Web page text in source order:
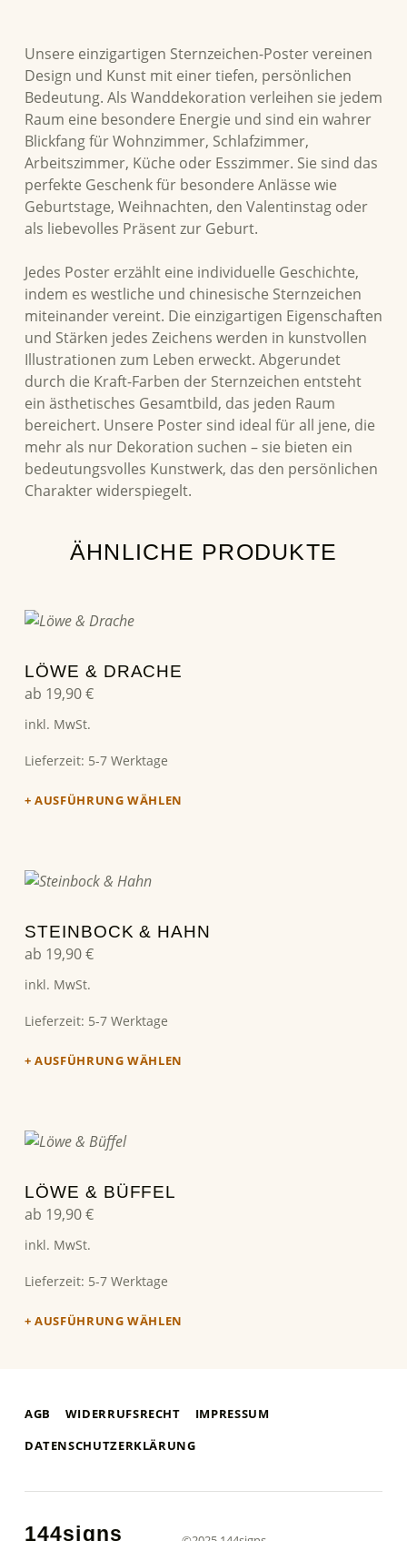
Unsere einzigartigen Sternzeichen-Poster vereinen
Design und Kunst mit einer tiefen, persönlichen
Bedeutung. Als Wanddekoration verleihen sie jedem
Raum eine besondere Energie und sind ein wahrer
Blickfang für Wohnzimmer, Schlafzimmer,
Arbeitszimmer, Küche oder Esszimmer. Sie sind das
perfekte Geschenk für besondere Anlässe wie
Geburtstage, Weihnachten, den Valentinstag oder
als liebevolles Präsent zur Geburt.
Jedes Poster erzählt eine individuelle Geschichte,
indem es westliche und chinesische Sternzeichen
miteinander vereint. Die einzigartigen Eigenschaften
und Stärken jedes Zeichens werden in kunstvollen
Illustrationen zum Leben erweckt. Abgerundet
durch die Kraft-Farben der Sternzeichen entsteht
ein ästhetisches Gesamtbild, das jeden Raum
bereichert. Unsere Poster sind ideal für all jene, die
mehr als nur Dekoration suchen – sie bieten ein
bedeutungsvolles Kunstwerk, das den persönlichen
Charakter widerspiegelt.
ÄHNLICHE PRODUKTE
LÖWE & DRACHE
ab 19,90€
inkl. MwSt.
Lieferzeit: 5-7 Werktage
AUSFÜHRUNG WÄHLEN
Dieses Produkt weist mehrere Varianten auf. Die Optionen können auf der Produktseite gewählt werden
STEINBOCK & HAHN
ab 19,90€
inkl. MwSt.
Lieferzeit: 5-7 Werktage
AUSFÜHRUNG WÄHLEN
Dieses Produkt weist mehrere Varianten auf. Die Optionen können auf der Produktseite gewählt werden
LÖWE & BÜFFEL
ab 19,90€
inkl. MwSt.
Lieferzeit: 5-7 Werktage
AUSFÜHRUNG WÄHLEN
Dieses Produkt weist mehrere Varianten auf. Die Optionen können auf der Produktseite gewählt werden
AGB WIDERRUFSRECHT
IMPRESSUM
DATENSCHUTZERKLÄRUNG
144signs